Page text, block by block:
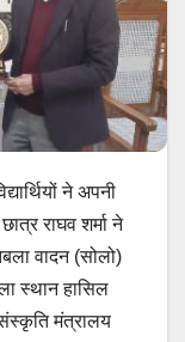
ने अपनी
राघव शर्मा ने
वादन (सोलो)
स्थान हासिल
मंत्रालय